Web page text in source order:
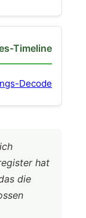
Timeline
Decode
hat
die